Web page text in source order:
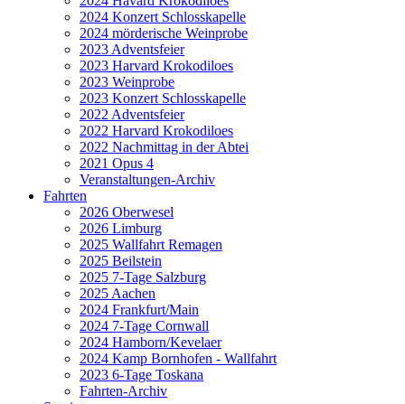
2024 Konzert Schlosskapelle
2024 mörderische Weinprobe
2023 Adventsfeier
2023 Harvard Krokodiloes
2023 Weinprobe
2023 Konzert Schlosskapelle
2022 Adventsfeier
2022 Harvard Krokodiloes
2022 Nachmittag in der Abtei
2021 Opus 4
Veranstaltungen-Archiv
Fahrten
2026 Oberwesel
2026 Limburg
2025 Wallfahrt Remagen
2025 Beilstein
2025 7-Tage Salzburg
2025 Aachen
2024 Frankfurt/Main
2024 7-Tage Cornwall
2024 Hamborn/Kevelaer
2024 Kamp Bornhofen - Wallfahrt
2023 6-Tage Toskana
Fahrten-Archiv